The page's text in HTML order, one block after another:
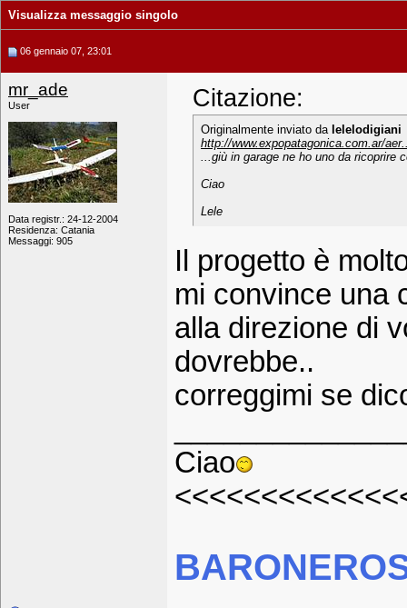
Visualizza messaggio singolo
06 gennaio 07, 23:01
mr_ade
User
Data registr.: 24-12-2004
Residenza: Catania
Messaggi: 905
Citazione:
Originalmente inviato da lelelodigiani
http://www.expopatagonica.com.ar/
...giù in garage ne ho uno da ricoprire
Ciao
Lele
Il progetto è
mi convince una
alla direzione di
dovrebbe..
correggimi se
Ciao